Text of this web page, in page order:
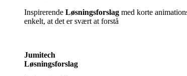
Inspirerende Løsningsforslag med korte
enkelt, at det er svært at forstå
Jumitech
Løsningsforslag